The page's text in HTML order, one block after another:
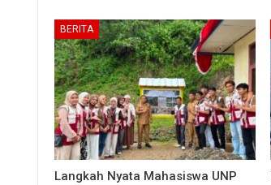
BERITA
Langkah Nyata Mahasiswa UNP